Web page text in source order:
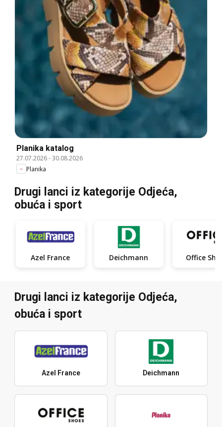
Planika katalog
27.07.2026-30.08.2026
Planika
Drugi lanci iz kategorije Odjeća,
obuća i sport
Azel France Deichmann Office
Drugi lanci iz kategorije Odjeća,
obuća i sport
Azel France Deichmann